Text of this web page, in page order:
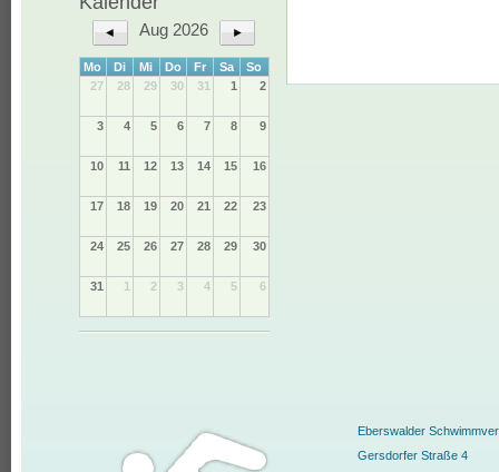
◄ Aug 2026 ►
Mo Di Mi Do Fr Sa
So
27
28 29 30 31 1 2
3 4 5 6 7 8 9
10 11 12 13 14 15 16
17 18 19 20 21 22 23
24 25 26 27 28 29 30
31 1 2 3 4 5 6
Eberswalder
Gersdorfer Straße 4